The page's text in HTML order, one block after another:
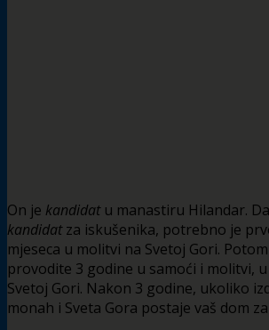
On je kandidatu manastiru Hilandar.
kandidatza iskušenika, potrebno je
mjeseca u molitvi na Svetoj Gori.
provodite 3 godine u samoći i molitvi,
Svetoj Gori. Nakon 3 godine, ukoliko
monah i Sveta Gora postaje vaš dom